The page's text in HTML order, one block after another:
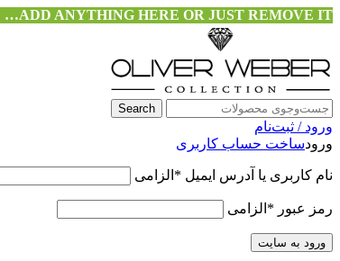
ADD ANYTHING HERE OR JUST REMOVE IT…
Search
ورود / ثبت‌نام
ورودساخت حساب کاربری
نام کاربری یا آدرس ایمیل * الزامی
رمز عبور * الزامی
ورود به سایت